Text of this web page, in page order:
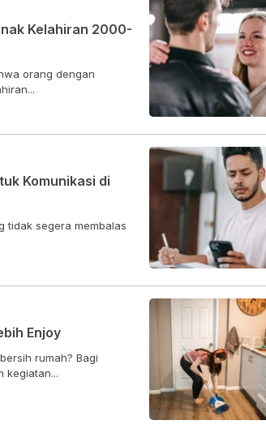
Kelahiran 2000-
orang dengan
Komunikasi di
tidak segera membalas
Enjoy
rumah? Bagi
kegiatan...